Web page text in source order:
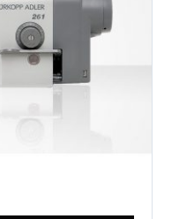
/ DETAILS